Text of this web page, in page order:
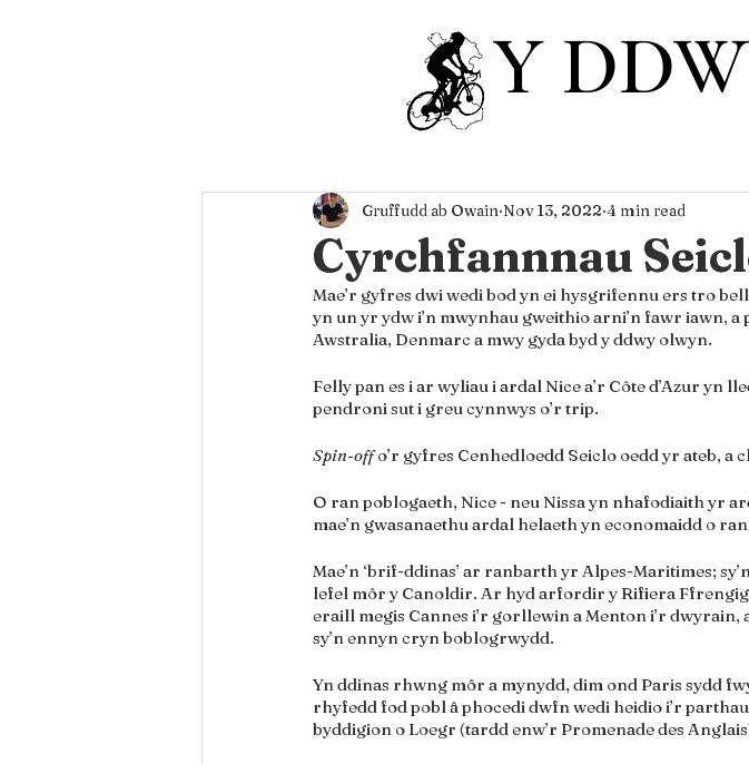
Y
Cyrchfannnau
Gruffudd ab Owain Nov 13, 2022 4 min read
Mae’r gyfres dwi wedi bod yn ei hysgrifennu ers tro
yn un yr ydw i’n mwynhau gweithio arni’n fawr iawn,
Awstralia, Denmarc a mwy gyda byd y ddwy olwyn.
Felly pan es i ar wyliau i ardal Nice a’r Côte d’Azur yn
pendroni sut i greu cynnwys o’r trip.
Spin-off o’r gyfres Cenhedloedd Seiclo oedd yr ateb, a
O ran poblogaeth, Nice - neu Nissa yn nhafodiaith yr
mae’n gwasanaethu ardal helaeth yn economaidd o
Mae’n ‘brif-ddinas’ ar ranbarth yr Alpes-Maritimes;
lefel môr y Canoldir. Ar hyd arfordir y Rifiera
eraill megis Cannes i’r gorllewin a Menton i’r
sy’n ennyn cryn boblogrwydd.
Yn ddinas rhwng môr a mynydd, dim ond Paris sydd
rhyfedd fod pobl â phocedi dwfn wedi heidio i’r
byddigion o Loegr (tardd enw’r Promenade des